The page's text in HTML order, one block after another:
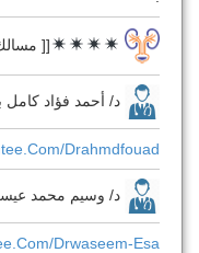
[[
د/ أحمد فؤاد
drahmdfouad
د/ وسيم محمد
drwaseem-Esa